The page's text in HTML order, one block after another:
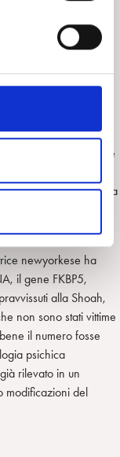
traumatiche,
alterazioni del
imponenti,
di questa
dimostrato che i figli e
maggiore
pur senza
avrebbero subito
newyorkese ha
il gene FKBP5,
alla Shoah,
non sono stati vittime
il numero fosse
psichica
rilevato in un
modificazioni del